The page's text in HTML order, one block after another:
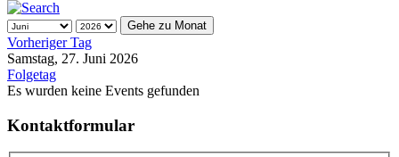
Gehe zu Monat
Vorheriger Tag
Samstag, 27. Juni 2026
Folgetag
Es wurden keine Events gefunden
Kontaktformular